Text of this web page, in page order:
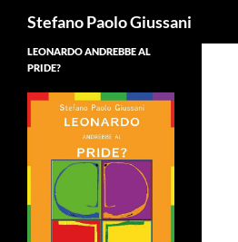
Stefano Paolo Giussani
LEONARDO ANDREBBE AL
PRIDE?